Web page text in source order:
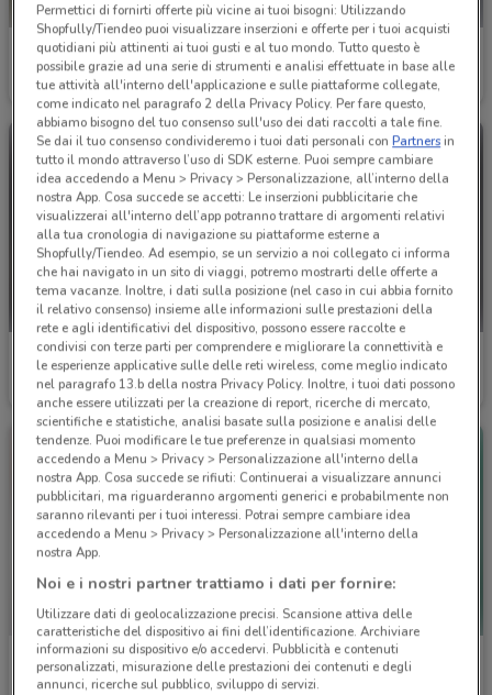
Fiamma
Scade il 31/12 2.3 km
Einhell
Scade il 31/12 3.1 km
Einhell
Scade il 31/12 3.1 km
Einhell
Scade il 31/12 3.1 km
Echo Hikoki
Permettici di fornirti offerte più vicine ai tuoi bisogni: Utilizzando
Shopfully/Tiendeo puoi visualizzare inserzioni e offerte per i tuoi acquisti
quotidiani più attinenti ai tuoi gusti e al tuo mondo. Tutto questo è
possibile grazie ad una serie di strumenti e analisi effettuate in base alle
tue attività all'interno dell'applicazione e sulle piattaforme collegate,
come indicato nel paragrafo 2 della Privacy Policy. Per fare questo,
abbiamo bisogno del tuo consenso sull'uso dei dati raccolti a tale fine.
Se dai il tuo consenso condivideremo i tuoi dati personali conPartnersin
tutto il mondo attraverso l’uso di SDK esterne. Puoi sempre cambiare
idea accedendo a Menu > Privacy > Personalizzazione, all’interno della
nostra App. Cosa succede se accetti: Le inserzioni pubblicitarie che
visualizzerai all'interno dell’app potranno trattare di argomenti relativi
alla tua cronologia di navigazione su piattaforme esterne a
Shopfully/Tiendeo. Ad esempio, se un servizio a noi collegato ci informa
che hai navigato in un sito di viaggi, potremo mostrarti delle offerte a
tema vacanze. Inoltre, i dati sulla posizione (nel caso in cui abbia fornito
il relativo consenso) insieme alle informazioni sulle prestazioni della
rete e agli identificativi del dispositivo, possono essere raccolte e
condivisi con terze parti per comprendere e migliorare la connettività e
le esperienze applicative sulle delle reti wireless, come meglio indicato
nel paragrafo 13.b della nostra Privacy Policy. Inoltre, i tuoi dati possono
anche essere utilizzati per la creazione di report, ricerche di mercato,
scientifiche e statistiche, analisi basate sulla posizione e analisi delle
tendenze. Puoi modificare le tue preferenze in qualsiasi momento
accedendo a Menu > Privacy > Personalizzazione all'interno della
nostra App. Cosa succede se rifiuti: Continuerai a visualizzare annunci
pubblicitari, ma riguarderanno argomenti generici e probabilmente non
saranno rilevanti per i tuoi interessi. Potrai sempre cambiare idea
accedendo a Menu > Privacy > Personalizzazione all'interno della
nostra App.
Noi e i nostri partner trattiamo i dati per fornire:
Utilizzare dati di geolocalizzazione precisi. Scansione attiva delle
caratteristiche del dispositivo ai fini dell’identificazione. Archiviare
informazioni su dispositivo e/o accedervi. Pubblicità e contenuti
personalizzati, misurazione delle prestazioni dei contenuti e degli
annunci, ricerche sul pubblico, sviluppo di servizi.